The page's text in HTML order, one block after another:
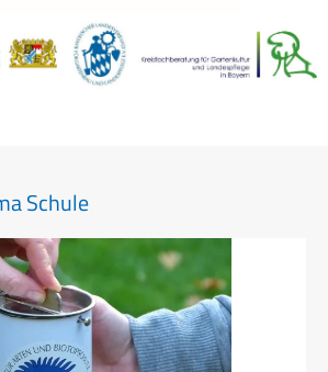
Schule